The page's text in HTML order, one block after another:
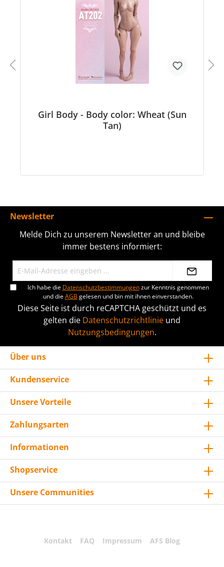
Girl Body - Body color: Wheat (Sun
Tan)
Newsletter
Melde Dich zu unserem Newsletter an und bleibe
immer bestens informiert:
Ich habe die Datenschutzbestimmungenzur Kenntnis genommen
und dieAGB gelesen und bin mit ihnen einverstanden.
Diese Seite ist durch reCAPTCHA geschützt und es
gelten die Datenschutzrichtlinie und
Nutzungsbedingungen.
Über uns
Kundenservice
Unsere Vorteile
Zahlungsarten
Informationen
Shopservice
Unsere Communities
Kontakt FAQ Impressum AFS Blog